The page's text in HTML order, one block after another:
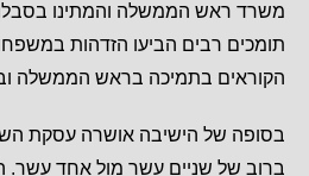
משרד ראש הממשלה והמתינו
תומכים רבים הביעו הזדהות
הקוראים בתמיכה בראש הממשלה
בסופה של הישיבה אושרה עסקת
ברוב של שניים עשר מול אחד עשר.